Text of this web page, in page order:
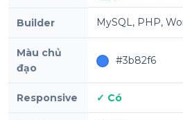
Builder MySQL, PHP,
Màu chủ
đạo
#3b82f6
Responsive ✓ Có